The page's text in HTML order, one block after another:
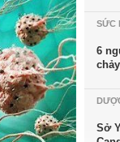
SỨC
6
Sở